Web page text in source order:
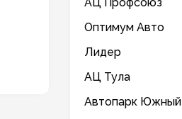
Оптимум Авто
Лидер
АЦ Тула
Автопарк Южный